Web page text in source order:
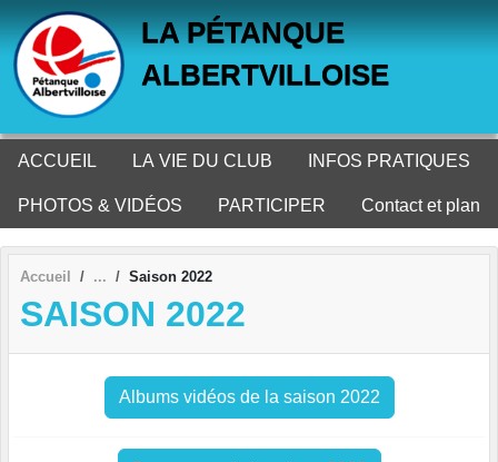
LA PÉTANQUE
ALBERTVILLOISE
ACCUEIL LA VIE DU CLUB INFOS PRATIQUES
PHOTOS & VIDÉOS PARTICIPER Contact et plan
Accueil Saison 2022
SAISON 2022
Albums vidéos de la saison 2022
Panneau de gestion des cookies